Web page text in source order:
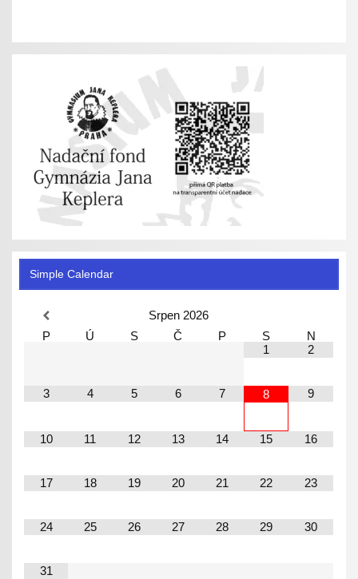
Simple Calendar
Srpen 2026
P
Ú S Č P S
N
1
2
3 4 5 6 7 8 9
10 11 12 13 14 15 16
17 18 19 20 21 22 23
24 25 26 27 28 29 30
31